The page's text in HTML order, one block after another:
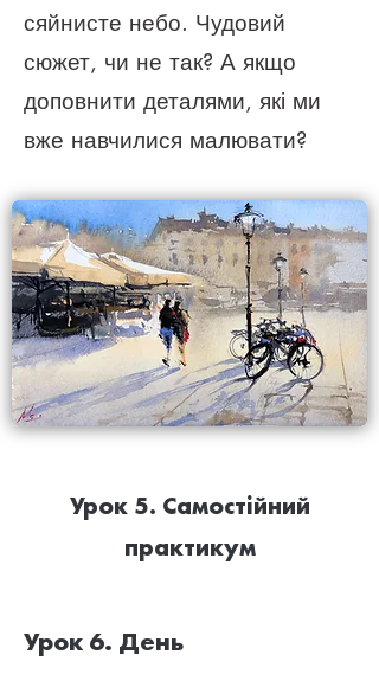
сяйнисте небо. Чудовий
сюжет, чи не так? А якщо
доповнити деталями, які ми
вже навчилися малювати?
Урок 5. Самостійний
практикум
Урок 6. День